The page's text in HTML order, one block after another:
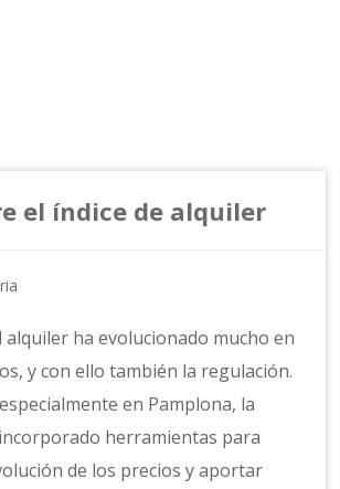
el índice de alquiler
alquiler ha evolucionado mucho en
y con ello también la regulación.
en Pamplona, la
herramientas para
de los precios y aportar